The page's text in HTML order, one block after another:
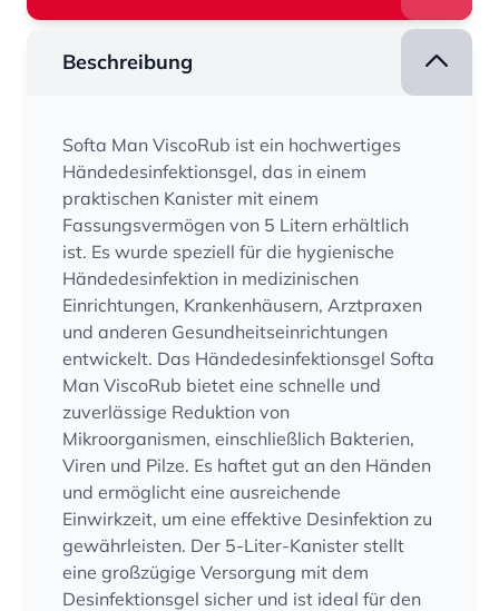
Beschreibung
Softa Man ViscoRub ist ein hochwertiges
Händedesinfektionsgel, das in einem
praktischen Kanister mit einem
Fassungsvermögen von 5 Litern erhältlich
ist. Es wurde speziell für die hygienische
Händedesinfektion in medizinischen
Einrichtungen, Krankenhäusern, Arztpraxen
und anderen Gesundheitseinrichtungen
entwickelt. Das Händedesinfektionsgel Softa
Man ViscoRub bietet eine schnelle und
zuverlässige Reduktion von
Mikroorganismen, einschließlich Bakterien,
Viren und Pilze. Es haftet gut an den Händen
und ermöglicht eine ausreichende
Einwirkzeit, um eine effektive Desinfektion zu
gewährleisten. Der 5-Liter-Kanister stellt
eine großzügige Versorgung mit dem
Desinfektionsgel sicher und ist ideal für den